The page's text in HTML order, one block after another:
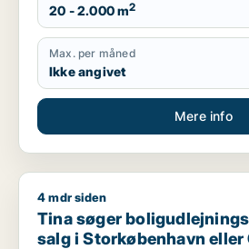
20 - 2.000 m2
Max. per måned
Ikke angivet
Mere info
Tina søger
4 mdr siden
Tina søger
salg i Storkøbenhavn eller